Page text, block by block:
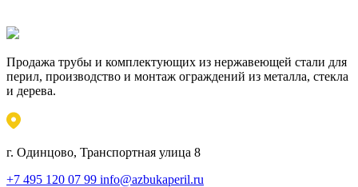
Продажа трубы и комплектующих из нержавеющей стали для
перил, производство и монтаж ограждений из металла, стекла
и дерева.
г. Одинцово, Транспортная улица 8
+7 495 120 07 99 info@azbukaperil.ru